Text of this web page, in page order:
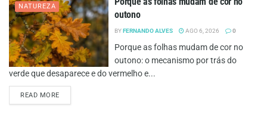
NATUREZA
outono
BY FERNANDO ALVES AGO 6, 2026 0
Porque as folhas mudam de cor no
outono: o mecanismo por trás do
verde que desaparece e do vermelho e...
READ MOREDETAILS